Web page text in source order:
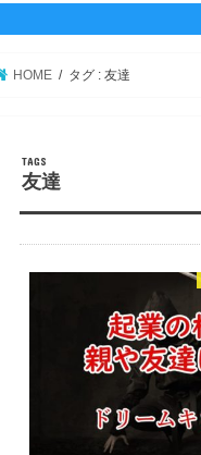
HOME タグ : 友達
友達